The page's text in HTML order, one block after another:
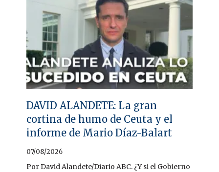
DAVID ALANDETE: La gran
cortina de humo de Ceuta y el
informe de Mario Díaz-Balart
07/08/2026
Por David Alandete/Diario ABC. ¿Y si el Gobierno